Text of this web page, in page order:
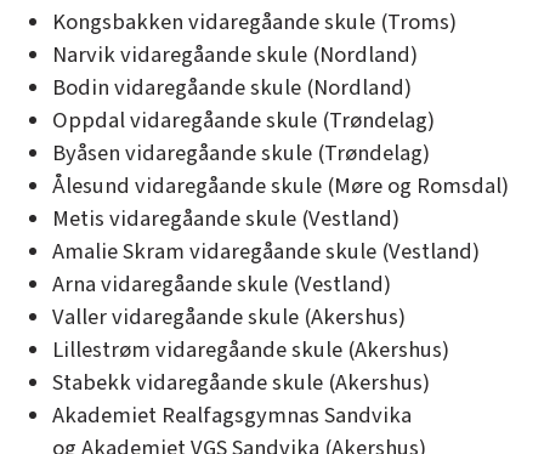
Kongsbakken vidaregåande skule (Troms)
Narvik vidaregåande skule (Nordland)
Bodin vidaregåande skule (Nordland)
Oppdal vidaregåande skule (Trøndelag)
Byåsen vidaregåande skule (Trøndelag)
Ålesund vidaregåande skule (Møre og Romsdal)
Metis vidaregåande skule (Vestland)
Amalie Skram vidaregåande skule (Vestland)
Arna vidaregåande skule (Vestland)
Valler vidaregåande skule (Akershus)
Lillestrøm vidaregåande skule (Akershus)
Stabekk vidaregåande skule (Akershus)
Akademiet Realfagsgymnas Sandvika